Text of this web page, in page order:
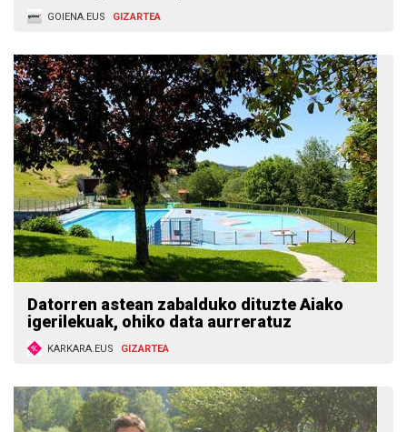
GOIENA.EUS GIZARTEA
Datorren astean zabalduko dituzte Aiako
igerilekuak, ohiko data aurreratuz
KARKARA.EUS GIZARTEA